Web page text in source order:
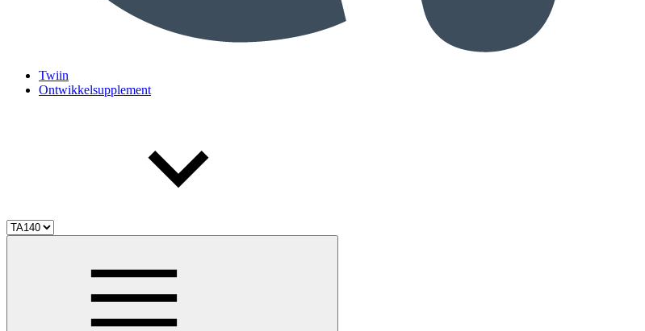
Twiin
Ontwikkelsupplement